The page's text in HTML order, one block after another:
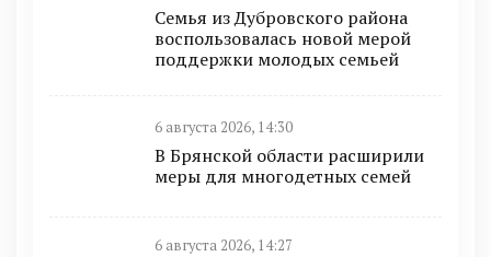
Семья из Дубровского района
воспользовалась новой мерой
поддержки молодых семьей
6 августа 2026, 14:30
В Брянской области расширили
меры для многодетных семей
6 августа 2026, 14:27